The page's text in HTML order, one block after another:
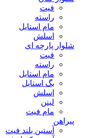
فیت
راسته
مام استایل
اسلش
شلوار پارچه ای
فیت
راسته
مام استایل
بگ استایل
اسلش
لینن
مام فیت
پیراهن
آستین بلند فیت